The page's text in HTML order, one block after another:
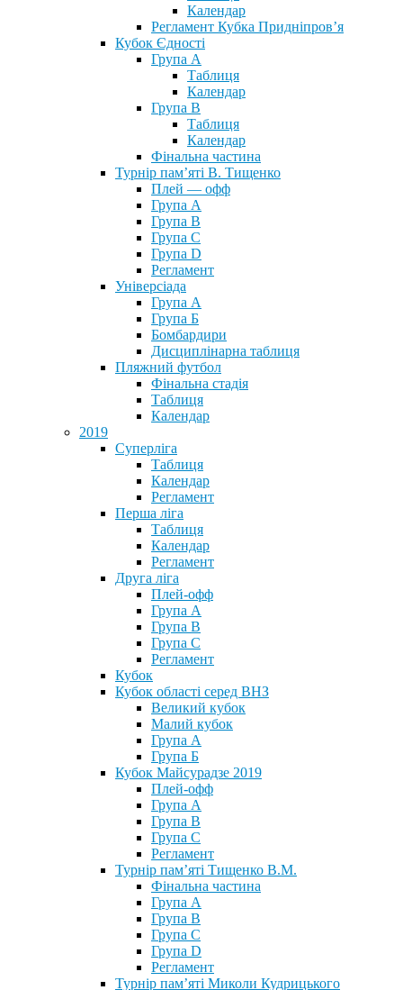
Календар
Регламент Кубка Придніпров’я
Кубок Єдності
Група А
Таблиця
Календар
Група В
Таблиця
Календар
Фінальна частина
Турнір пам’яті В. Тищенко
Плей — офф
Група А
Група B
Група С
Група D
Регламент
Універсіада
Група А
Група Б
Бомбардири
Дисциплінарна таблиця
Пляжний футбол
Фінальна стадія
Таблиця
Календар
2019
Суперліга
Таблиця
Календар
Регламент
Перша ліга
Таблиця
Календар
Регламент
Друга ліга
Плей-офф
Група А
Група В
Група С
Регламент
Кубок
Кубок області серед ВНЗ
Великий кубок
Малий кубок
Група А
Група Б
Кубок Майсурадзе 2019
Плей-офф
Група А
Група В
Група С
Регламент
Турнір пам’яті Тищенко В.М.
Фінальна частина
Група А
Група В
Група С
Група D
Регламент
Турнір пам’яті Миколи Кудрицького